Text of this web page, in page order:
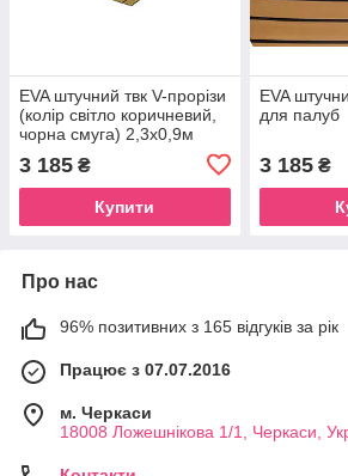
EVA штучний твк V-прорізи
(колір світло коричневий,
чорна смуга) 2,3х0,9м
3 185 ₴
Купити
EVA
для палуб
3 185₴
Про нас
96% позитивних з 165 відгуків за рік
Працює з 07.07.2016
м. Черкаси
18008 Ложешнікова 1/1, Черкаси,